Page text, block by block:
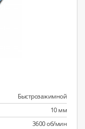
Быстрозажимной
10 мм
3600 об/мин